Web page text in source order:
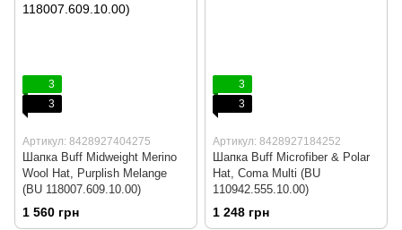
3
3
Артикул: 8428927404275
Шапка Buff Midweight Merino
Wool Hat, Purplish Melange
(BU 118007.609.10.00)
1 560 грн
3
3
Артикул: 8428927184252
Шапка Buff Microfiber & Polar
Hat, Coma Multi (BU
110942.555.10.00)
1 248 грн